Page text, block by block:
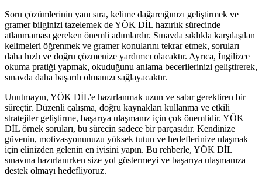
Soru çözümlerinin yanı sıra, kelime dağarcığınızı geliştirmek ve
gramer bilginizi tazelemek de YÖK DİL hazırlık sürecinde
atlanmaması gereken önemli adımlardır. Sınavda sıklıkla karşılaşılan
kelimeleri öğrenmek ve gramer konularını tekrar etmek, soruları
daha hızlı ve doğru çözmenize yardımcı olacaktır. Ayrıca, İngilizce
okuma pratiği yapmak, okuduğunu anlama becerilerinizi geliştirerek,
sınavda daha başarılı olmanızı sağlayacaktır.
Unutmayın, YÖK DİL'e hazırlanmak uzun ve sabır gerektiren bir
süreçtir. Düzenli çalışma, doğru kaynakları kullanma ve etkili
stratejiler geliştirme, başarıya ulaşmanız için çok önemlidir. YÖK
DİL örnek soruları, bu sürecin sadece bir parçasıdır. Kendinize
güvenin, motivasyonunuzu yüksek tutun ve hedeflerinize ulaşmak
için elinizden gelenin en iyisini yapın. Bu rehberle, YÖK DİL
sınavına hazırlanırken size yol göstermeyi ve başarıya ulaşmanıza
destek olmayı hedefliyoruz.